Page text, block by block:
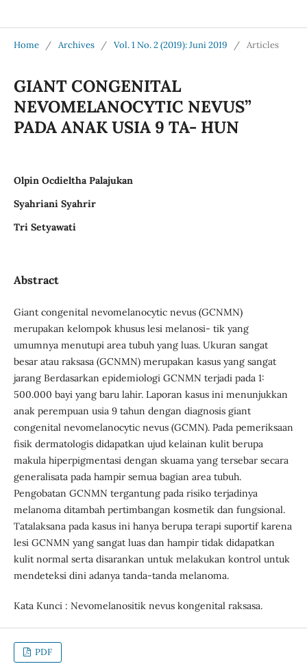
Home / Archives / Vol. 1 No. 2 (2019): Juni 2019 / Articles
GIANT CONGENITAL
NEVOMELANOCYTIC NEVUS”
PADA ANAK USIA 9 TA- HUN
Olpin Ocdieltha Palajukan
Syahriani Syahrir
Tri Setyawati
Abstract
Giant congenital nevomelanocytic nevus (GCNMN)
merupakan kelompok khusus lesi melanosi- tik yang
umumnya menutupi area tubuh yang luas. Ukuran sangat
besar atau raksasa (GCNMN) merupakan kasus yang sangat
jarang Berdasarkan epidemiologi GCNMN terjadi pada 1:
500.000 bayi yang baru lahir. Laporan kasus ini menunjukkan
anak perempuan usia 9 tahun dengan diagnosis giant
congenital nevomelanocytic nevus (GCMN). Pada pemeriksaan
fisik dermatologis didapatkan ujud kelainan kulit berupa
makula hiperpigmentasi dengan skuama yang tersebar secara
generalisata pada hampir semua bagian area tubuh.
Pengobatan GCNMN tergantung pada risiko terjadinya
melanoma ditambah pertimbangan kosmetik dan fungsional.
Tatalaksana pada kasus ini hanya berupa terapi suportif karena
lesi GCNMN yang sangat luas dan hampir tidak didapatkan
kulit normal serta disarankan untuk melakukan kontrol untuk
mendeteksi dini adanya tanda-tanda melanoma.
Kata Kunci : Nevomelanositik nevus kongenital raksasa.
PDF